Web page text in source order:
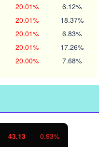
20.01% 6.12%
20.01% 18.37%
20.01% 6.83%
20.01% 17.26%
20.00% 7.68%
1134.24